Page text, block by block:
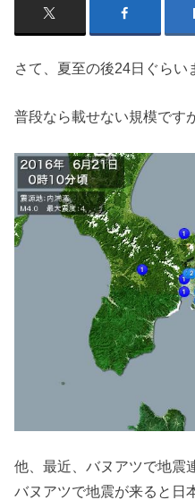
さて、夏至の後24日ぐらい
普段なら載せない規模です
他、最近、バヌアツで地震
バヌアツで地震が来ると日